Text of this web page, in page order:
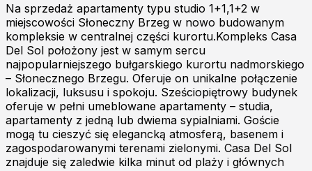
Na sprzedaż apartamenty typu studio 1+1,1+2 w
miejscowości Słoneczny Brzeg w nowo budowanym
kompleksie w centralnej części kurortu.Kompleks Casa
Del Sol położony jest w samym sercu
najpopularniejszego bułgarskiego kurortu nadmorskiego
– Słonecznego Brzegu. Oferuje on unikalne połączenie
lokalizacji, luksusu i spokoju. Sześciopiętrowy budynek
oferuje w pełni umeblowane apartamenty – studia,
apartamenty z jedną lub dwiema sypialniami. Goście
mogą tu cieszyć się elegancką atmosferą, basenem i
zagospodarowanymi terenami zielonymi. Casa Del Sol
znajduje się zaledwie kilka minut od plaży i głównych